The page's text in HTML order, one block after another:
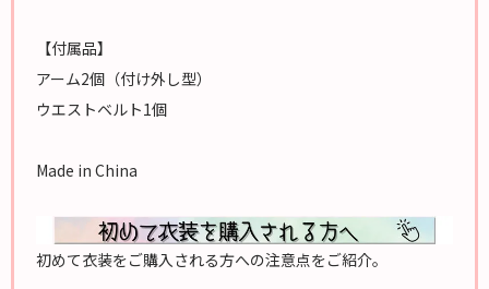
【付属品】
アーム2個（付け外し型）
ウエストベルト1個
Made in China
初めて衣装をご購入される方への注意点をご紹介。